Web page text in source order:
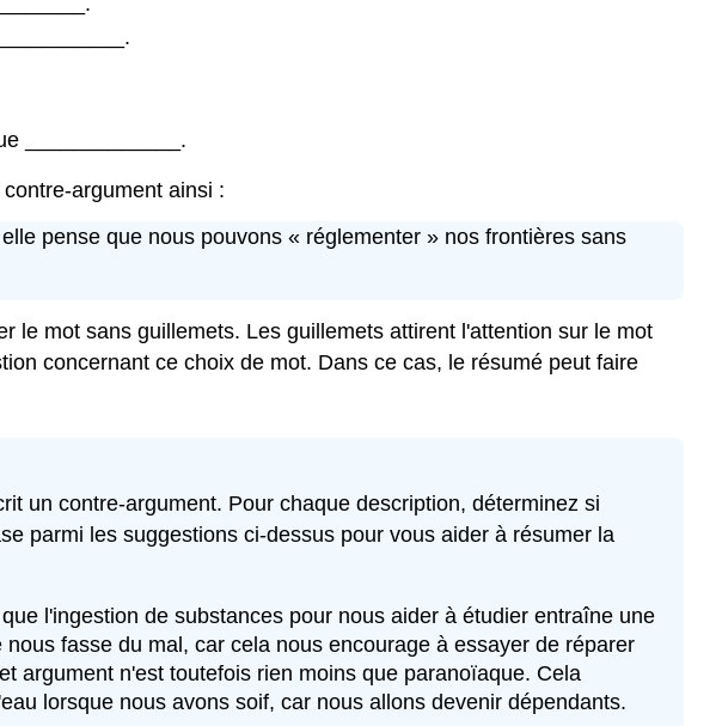
_____________.
argument ainsi :
pense que nous pouvons « réglementer » nos frontières sans
le mot sans guillemets. Les guillemets attirent l'attention sur le mot
concernant ce choix de mot. Dans ce cas, le résumé peut faire
un contre-argument. Pour chaque description, déterminez si
parmi les suggestions ci-dessus pour vous aider à résumer la
l'ingestion de substances pour nous aider à étudier entraîne une
fasse du mal, car cela nous encourage à essayer de réparer
argument n'est toutefois rien moins que paranoïaque. Cela
lorsque nous avons soif, car nous allons devenir dépendants.